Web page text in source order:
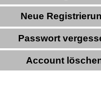
Neue
Passwort
Account